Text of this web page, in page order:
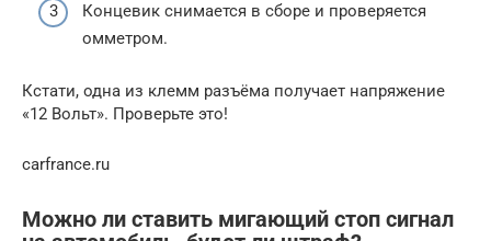
Концевик снимается в сборе и проверяется
омметром.
Кстати, одна из клемм разъёма получает напряжение
«12 Вольт». Проверьте это!
carfrance.ru
Можно ли ставить мигающий стоп сигнал